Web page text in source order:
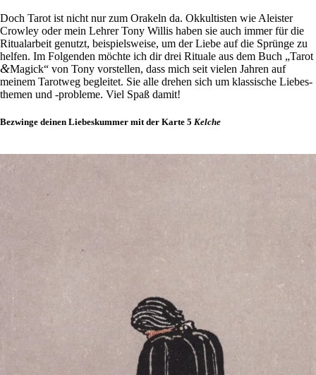
Doch Tarot ist nicht nur zum Ora­keln da. Okkul­ti­sten wie Alei­ster
Crowley oder mein Lehrer Tony Willis haben sie auch immer für die
Ritu­al­ar­beit genutzt, bei­spiels­weise, um der Liebe auf die Sprünge zu
helfen. Im Fol­genden möchte ich dir drei Rituale aus dem Buch „Tarot
&Magick“ von Tony vor­stellen, dass mich seit vielen Jahren auf
meinem Tarotweg begleitet. Sie alle drehen sich um klas­si­sche Lie­bes­
themen und ‑pro­bleme. Viel Spaß damit!
Bezwinge deinen Liebeskummer mit der Karte 5 Kelche